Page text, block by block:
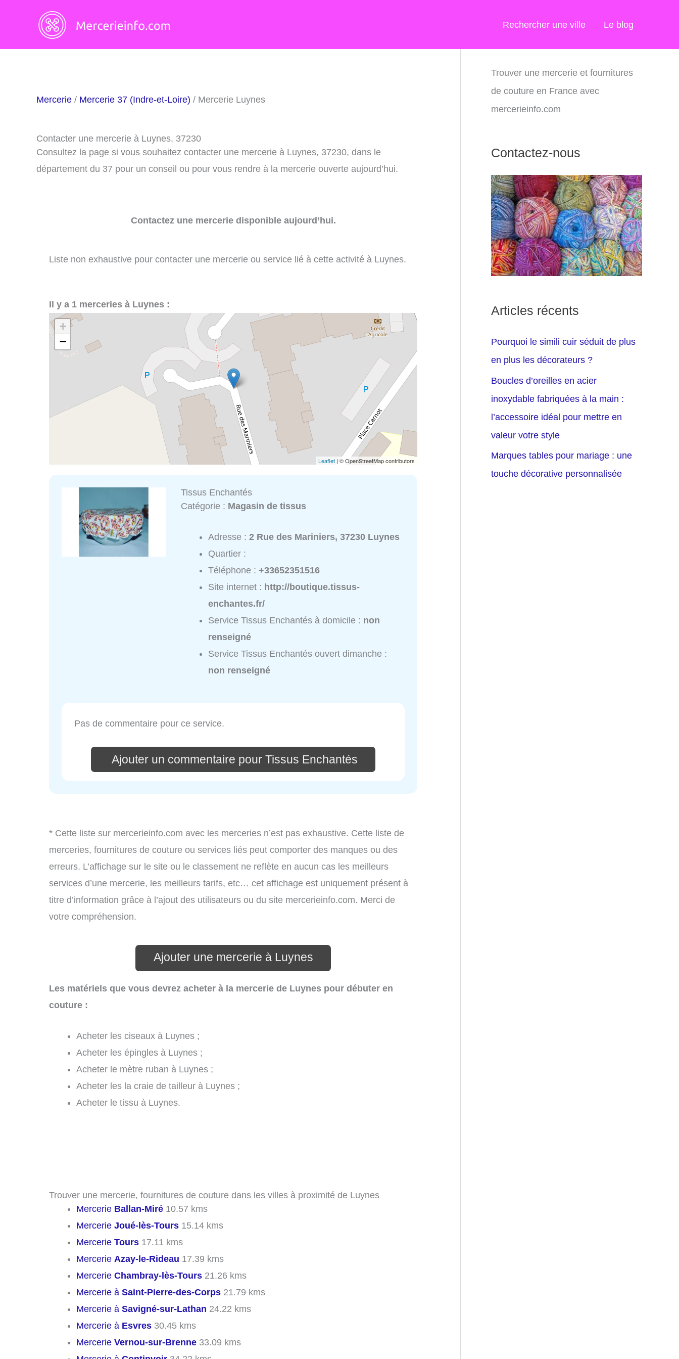
Rechercher une ville Le blog
Mercerie / Mercerie 37 (Indre-et-Loire) / Mercerie Luynes
Contacter une mercerie à Luynes, 37230
Consultez la page si vous souhaitez contacter une mercerie à Luynes, 37230, dans le
département du 37 pour un conseil ou pour vous rendre à la mercerie ouverte aujourd’hui.
Contactez une mercerie disponible aujourd’hui.
Liste non exhaustive pour contacter une mercerie ou service lié à cette activité à Luynes.
Il y a 1 merceries à Luynes :
+
−
Leaflet | © OpenStreetMap contributors
Tissus Enchantés
Catégorie : Magasin de tissus
Adresse :2 Rue des Mariniers, 37230 Luynes
Quartier :
Téléphone :+33652351516
Site internet : http://boutique.tissus-
enchantes.fr/
Service Tissus Enchantés à domicile : non
renseigné
Service Tissus Enchantés ouvert dimanche :
non renseigné
Pas de commentaire pour ce service.
Ajouter un commentaire pour Tissus Enchantés
* Cette liste sur mercerieinfo.com avec les merceries n’est pas exhaustive. Cette liste de
merceries, fournitures de couture ou services liés peut comporter des manques ou des
erreurs. L’affichage sur le site ou le classement ne reflète en aucun cas les meilleurs
services d’une mercerie, les meilleurs tarifs, etc… cet affichage est uniquement présent à
titre d’information grâce à l’ajout des utilisateurs ou du site mercerieinfo.com. Merci de
votre compréhension.
Ajouter une mercerie à Luynes
Les matériels que vous devrez acheter à la mercerie de Luynes pour débuter en
couture :
Acheter les ciseaux à Luynes ;
Acheter les épingles à Luynes ;
Acheter le mètre ruban à Luynes ;
Acheter les la craie de tailleur à Luynes ;
Acheter le tissu à Luynes.
Trouver une mercerie, fournitures de couture dans les villes à proximité de Luynes
Mercerie Ballan-Miré 10.57 kms
Mercerie Joué-lès-Tours 15.14 kms
Mercerie Tours 17.11 kms
Mercerie Azay-le-Rideau 17.39 kms
Mercerie Chambray-lès-Tours 21.26 kms
Mercerie à Saint-Pierre-des-Corps 21.79 kms
Mercerie à Savigné-sur-Lathan 24.22 kms
Mercerie à Esvres 30.45 kms
Mercerie Vernou-sur-Brenne 33.09 kms
Trouver une mercerie et fournitures
de couture en France avec
mercerieinfo.com
Contactez-nous
Articles récents
Pourquoi le simili cuir séduit de plus
en plus les décorateurs ?
Boucles d’oreilles en acier
inoxydable fabriquées à la main :
l’accessoire idéal pour mettre en
valeur votre style
Marques tables pour mariage : une
touche décorative personnalisée